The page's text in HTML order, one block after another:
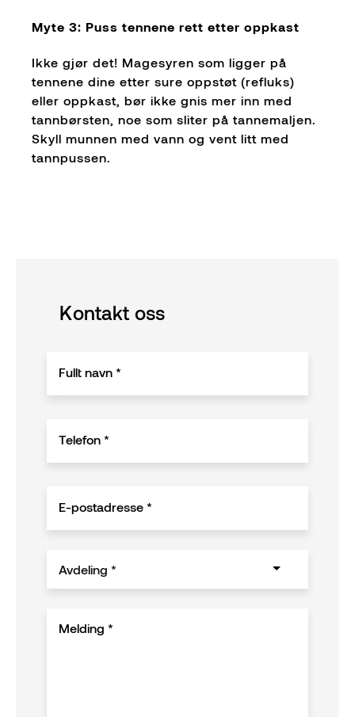
Myte 3: Puss tennene rett etter oppkast
Ikke gjør det! Magesyren som ligger på
tennene dine etter sure oppstøt (refluks)
eller oppkast, bør ikke gnis mer inn med
tannbørsten, noe som sliter på tannemaljen.
Skyll munnen med vann og vent litt med
tannpussen.
Kontakt oss